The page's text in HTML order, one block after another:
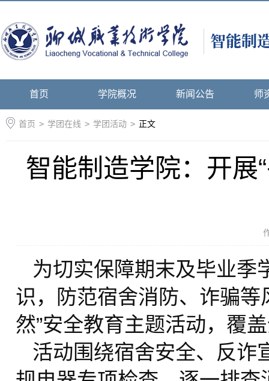
首页 学院概况 新闻公告 师
首页 > 学团在线 > 学团活动 > 正文
智能制造学院：开展
为切实保障期末及毕业季
识，防范宿舍消防、诈骗
然”安全教育主题活动，覆
活动围绕宿舍安全、反诈